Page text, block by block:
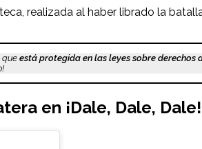
realizada al haber librado la
que está protegida en las leyes sobre derechos
en ¡Dale, Dale, Dale!